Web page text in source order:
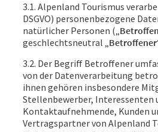
3.1. Alpenland Tourismus
DSGVO) personenbezogene
natürlicher Personen („
geschlechtsneutral „Betroffener
3.2. Der Begriff Betroffener
von der Datenverarbeitung
ihnen gehören insbesondere
Stellenbewerber, Interessenten
Kontaktaufnehmende, Kunden
Vertragspartner von Alpenland